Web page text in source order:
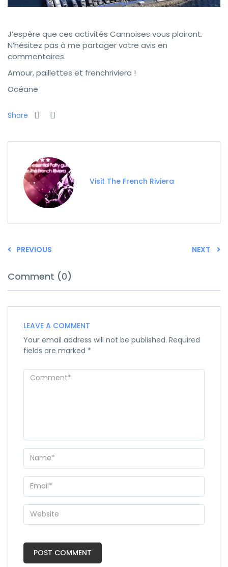
J’espère que ces activités Cannoises vous plairont.
N’hésitez pas à me partager votre avis en
commentaires.
Amour, paillettes et frenchriviera !
Océane
Share
Visit The French Riviera
PREVIOUS NEXT
Comment (0)
LEAVE A COMMENT
Your email address will not be published. Required
fields are marked *